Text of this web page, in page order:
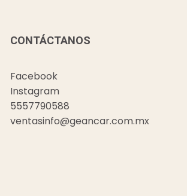
CONTÁCTANOS
Facebook
Instagram
5557790588
ventasinfo@geancar.com.mx